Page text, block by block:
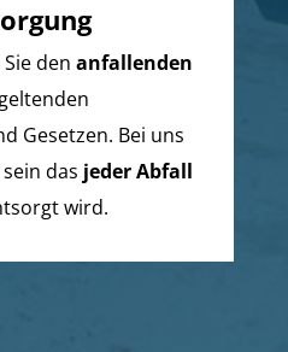
den anfallenden
Gesetzen. Bei uns
das jeder Abfall
wird.